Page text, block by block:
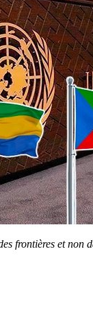
frontières et non